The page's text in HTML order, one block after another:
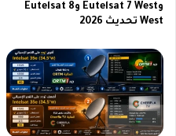
ي
ت
ط
و
ر
ل
م
ب
ح
ل
و
وEutelsat 7 West وEutelsat 8
West تحديث 2026